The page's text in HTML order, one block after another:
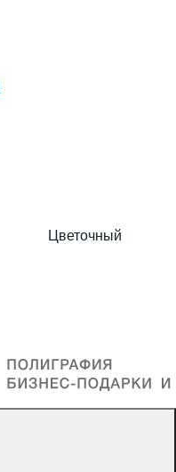
Цветочный